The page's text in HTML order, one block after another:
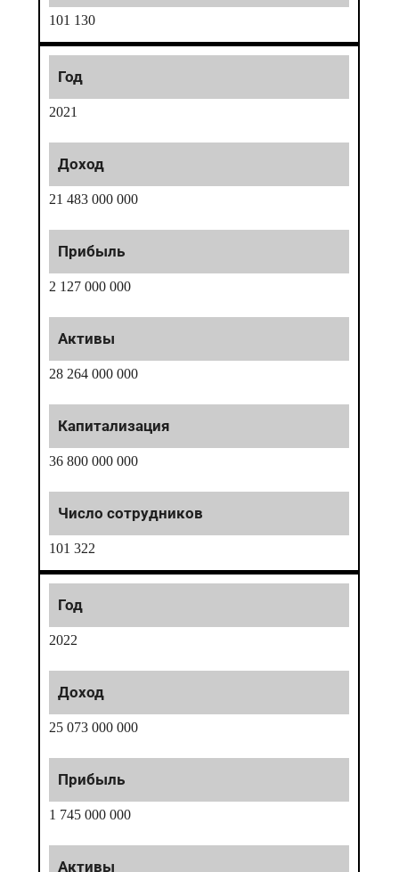
101 130
2021
21 483 000 000
2 127 000 000
28 264 000 000
36 800 000 000
101 322
2022
25 073 000 000
1 745 000 000